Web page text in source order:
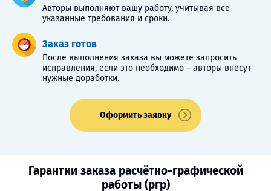
Авторы выполняют вашу работу, учитывая все
указанные требования и сроки.
Заказ готов
После выполнения заказа вы можете запросить
исправления, если это необходимо – авторы внесут
нужные доработки.
Оформить заявку
Гарантии заказа расчётно-графической
работы (ргр)